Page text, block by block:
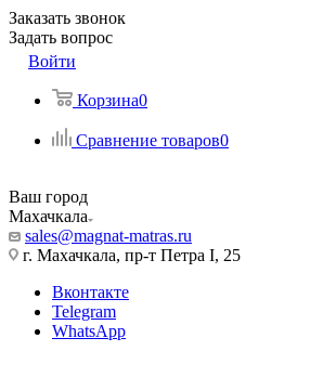
Заказать звонок
Задать вопрос
Войти
Корзина0
Сравнение товаров0
Ваш город
Махачкала
sales@magnat-matras.ru
г. Махачкала, пр-т Петра I, 25
Вконтакте
Telegram
WhatsApp